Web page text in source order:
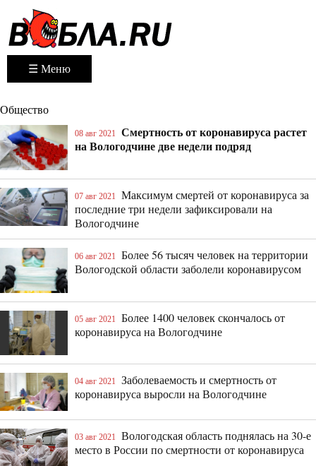
☰ Меню
Общество
08 авг 2021
Смертность от коронавируса растет
на Вологодчине две недели подряд
07 авг 2021
Максимум смертей от коронавируса за
последние три недели зафиксировали на
Вологодчине
06 авг 2021
Более 56 тысяч человек на территории
Вологодской области заболели коронавирусом
05 авг 2021
Более 1400 человек скончалось от
коронавируса на Вологодчине
04 авг 2021
Заболеваемость и смертность от
коронавируса выросли на Вологодчине
03 авг 2021
Вологодская область поднялась на 30-е
место в России по смертности от коронавируса